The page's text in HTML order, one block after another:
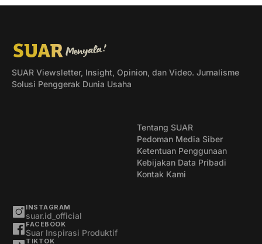
SUAR Viewsletter, Insight, Opinion, dan Video. Jurnalisme
Solusi Penggerak Dunia Usaha
Tentang SUAR
Pedoman Media Siber
Ketentuan Penggunaan
Kebijakan Data Pribadi
Kontak Kami
INSTAGRAM
suar.id_official
FACEBOOK
Suar Inspirasi Produktif
TIKTOK